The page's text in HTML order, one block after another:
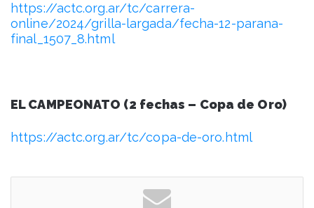
https://actc.org.ar/tc/carrera-
online/2024/grilla-largada/fecha-12-parana-
final_1507_8.html
EL CAMPEONATO (2 fechas – Copa de Oro)
https://actc.org.ar/tc/copa-de-oro.html